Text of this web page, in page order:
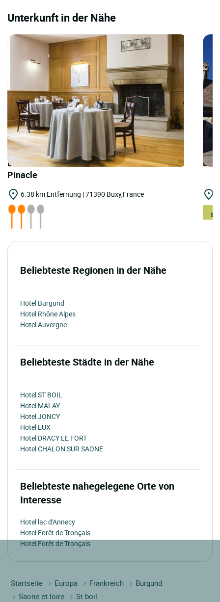
Unterkunft in der Nähe
LOGIS HOTELS | Teritoria Restaurant le
Pinacle
6.38 km Entfernung | 71390 Buxy,France
Beliebteste Regionen in der Nähe
Hotel Burgund
Hotel Rhône Alpes
Hotel Auvergne
Beliebteste Städte in der Nähe
Hotel ST BOIL
Hotel MALAY
Hotel JONCY
Hotel LUX
Hotel DRACY LE FORT
Hotel CHALON SUR SAONE
Beliebteste nahegelegene Orte von
Interesse
Hotel lac d'Annecy
Hotel Forêt de Tronçais
Hotel Forêt de Tronçais
Startseite Europa Frankreich
Burgund
Saone et loire
St boil